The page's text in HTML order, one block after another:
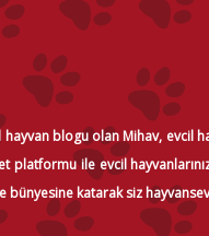
hayvan blogu olan Mihav,
platformu ile evcil
bünyesine katarak siz